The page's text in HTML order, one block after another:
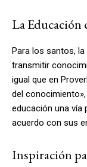
La Educación
Para los santos,
transmitir
igual que en
del
educación una vía
acuerdo con sus
Inspiración